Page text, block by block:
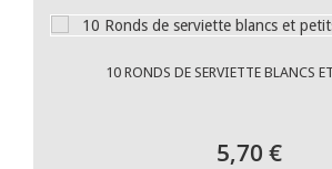
10 RONDS DE SERVIETTE BLANCS
5,70 €